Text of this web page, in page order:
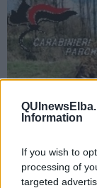
Information
If you wish to
processing of
targeted